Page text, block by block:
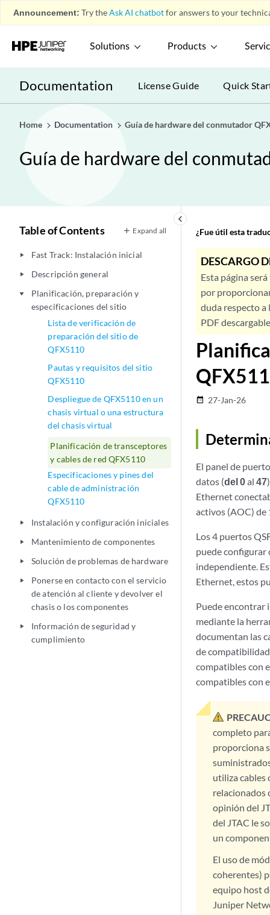
Announcement: Try theAsk AI chatbotfor answers to your
Solutions Products
Documentation License Guide Quick
Home Documentation Guía de hardware del conmutador
Guía de hardware del
keyboard_arrow_left
Table of Contents Expand all
play_arrow Fast Track: Instalación inicial
play_arrow Descripción general
play_arrow
Planificación, preparación y
especificaciones del sitio
Lista de verificación de
preparación del sitio de
QFX5110
Pautas y requisitos del sitio
QFX5110
Despliegue de QFX5110 en un
chasis virtual o una estructura
del chasis virtual
Planificación de transceptores
y cables de red QFX5110
Especificaciones y pines del
cable de administración
QFX5110
play_arrow Instalación y configuración iniciales
play_arrow Mantenimiento de componentes
play_arrow Solución de problemas de hardware
play_arrow
Ponerse en contacto con el servicio
de atención al cliente y devolver el
chasis o los componentes
play_arrow
Información de seguridad y
cumplimiento
¿Fue útil esta
DESCARGO
Esta página
por
duda respecto a
PDF
date_range 27-Jan-26
El panel de
datos (del 0al 47
Ethernet
activos (AOC) de
Los 4 puertos
puede
independiente.
Ethernet, estos
Puede encontrar
mediante la
documentan las
de
compatibles con
compatibles con
completo
proporciona
utiliza cables
relacionados
opinión del
del JTAC le
un
El uso de
coherentes)
equipo host
Juniper